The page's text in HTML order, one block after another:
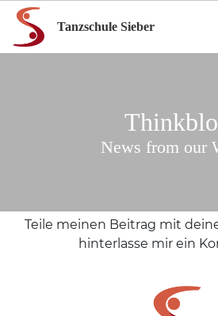
Tanzschule Sieber
News from our
Teile meinen Beitrag mit
hinterlasse mir ein